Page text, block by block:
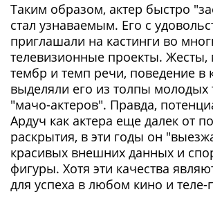
Таким образом, актер быстро
стал узнаваемым. Его с
приглашали на кастинги во
телевизионные проекты. Жесты,
тембр и темп речи, поведение в
выделяли его из толпы молодых
"мачо-актеров". Правда,
Ардуч как актера еще далек от
раскрытия, в эти годы он
красивых внешних данных и
фигуры. Хотя эти качества
для успеха в любом кино и теле-